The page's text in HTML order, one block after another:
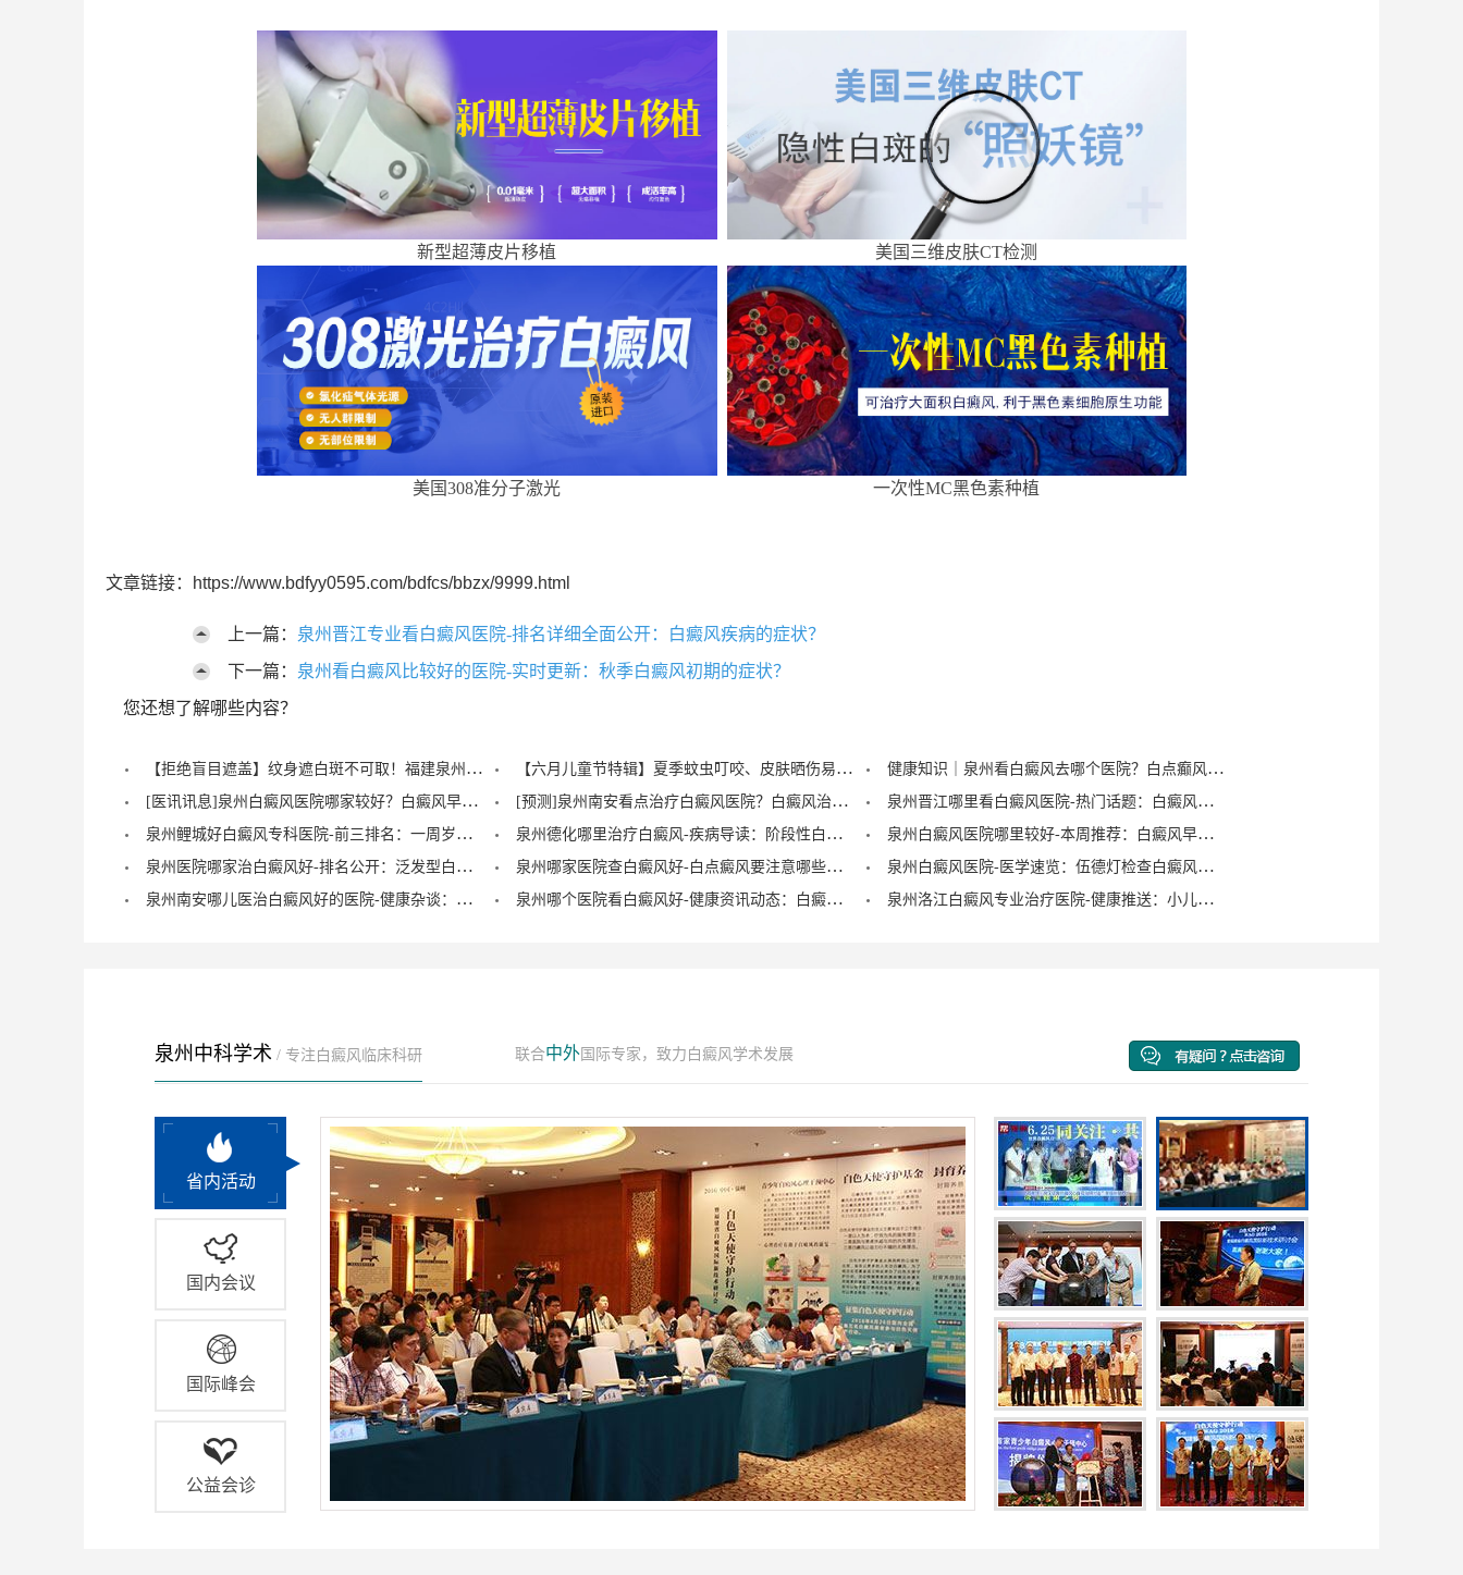
新型超薄皮片移植 美国三维皮肤CT检测
美国308准分子激光 一次性MC黑色素种植
文章链接：https://www.bdfyy0595.com/bdfcs/bbzx/9999.html
上一篇： 泉州晋江专业看白癜风医院-排名详细全面公开：白癜风疾病的症状？
下一篇： 泉州看白癜风比较好的医院-实时更新：秋季白癜风初期的症状？
您还想了解哪些内容？
【拒绝盲目遮盖】纹身遮白斑不可取！福建泉州中科白癜风医院倡导科学诊疗，从根源唤醒黑色素 【六月儿童节特辑】夏季蚊虫叮咬、皮肤晒伤易成白斑“催化剂”，泉州中科：儿童白癜风暑期护理记住三个要点！
健康知识｜泉州看白癜风去哪个医院？白点癫风早期可以自愈？
[医讯讯息]泉州白癜风医院哪家较好？白癜风早期症状能治愈？
[预测]泉州南安看点治疗白癜风医院？白癜风治疗后泛红是怎么回事？
泉州晋江哪里看白癜风医院-热门话题：白癜风症状有哪些？
泉州鲤城好白癜风专科医院-前三排名：一周岁宝宝有白癜风症状？
泉州德化哪里治疗白癜风-疾病导读：阶段性白癜风的症状？
泉州白癜风医院哪里较好-本周推荐：白癜风早期症状如何确诊？
泉州医院哪家治白癜风好-排名公开：泛发型白癜风怎么治疗才正确？
泉州哪家医院查白癜风好-白点癜风要注意哪些饮食禁忌？
泉州白癜风医院-医学速览：伍德灯检查白癜风症状？
泉州南安哪儿医治白癜风好的医院-健康杂谈：治疗儿童脚部白癜风要注重什么？
泉州哪个医院看白癜风好-健康资讯动态：白癜风的症状早期图片？ 泉州洛江白癜风专业治疗医院-健康推送：小儿脸上有白斑是什么原因？
泉州中科学术 / 专注白癜风临床科研 联合中外国际专家，致力白癜风学术发展
省内活动
国内会议
国际峰会
公益会诊